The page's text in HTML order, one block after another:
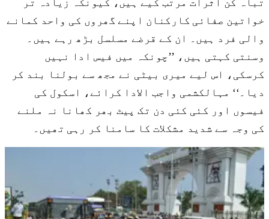
تباہ کن اثرات مرتب کیے ہیں، کیونکہ زیادہ تر
خواتین صفائی کارکنان اپنے گھروں کی واحد کمانے
والی فرد ہیں۔ ان کے قرضے مسلسل بڑھ رہے ہیں۔
وسنتی کہتی ہیں، ’’چونکہ میں فیس ادا نہیں
کرسکی، اس لیے میری بیٹی نے مجھ سے بولنا بند کر
دیا۔‘‘ مہالکشمی واجب الادا کرائے، اسکول کی
فیسوں اور کئی کئی دن تک پیٹ بھر کھانا نہ ملنے
کی وجہ سے شدید مشکلات کا سامنا کر رہی تھیں۔